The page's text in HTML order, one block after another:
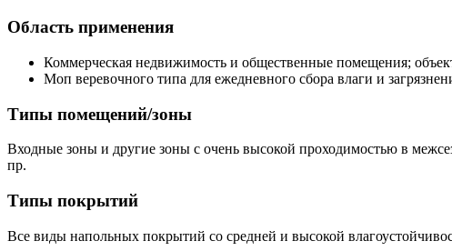
Область применения
Коммерческая недвижимость и общественные помещения;
Моп веревочного типа для ежедневного сбора влаги и
Типы помещений/зоны
Входные зоны и другие зоны с очень высокой проходимостью в
пр.
Типы покрытий
Все виды напольных покрытий со средней и высокой